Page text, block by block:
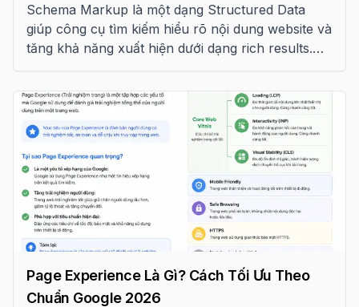
Schema Markup là một dạng Structured Data
giúp công cụ tìm kiếm hiểu rõ nội dung website và
tăng khả năng xuất hiện dưới dạng rich results.
Page Experience Là Gì? Cách Tối Ưu Theo
Chuẩn Google 2026